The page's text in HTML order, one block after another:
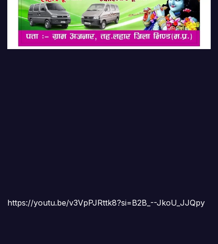
https://youtu.be/v3VpPJRttk8?si=B2B_--JkoU_JJQpy